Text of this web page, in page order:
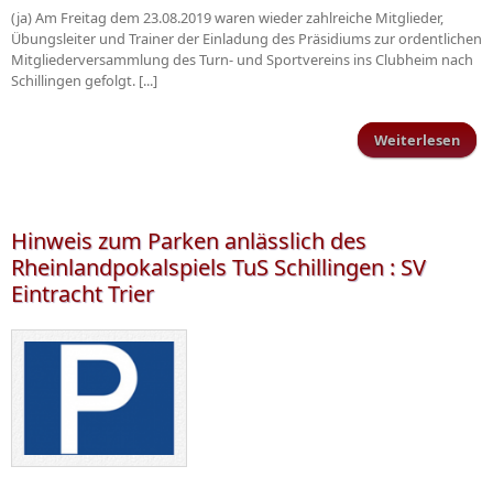
(ja) Am Freitag dem 23.08.2019 waren wieder zahlreiche Mitglieder,
Übungsleiter und Trainer der Einladung des Präsidiums zur ordentlichen
Mitgliederversammlung des Turn- und Sportvereins ins Clubheim nach
Schillingen gefolgt. [...]
Weiterlesen
Hinweis zum Parken anlässlich des
Rheinlandpokalspiels TuS Schillingen : SV
Eintracht Trier